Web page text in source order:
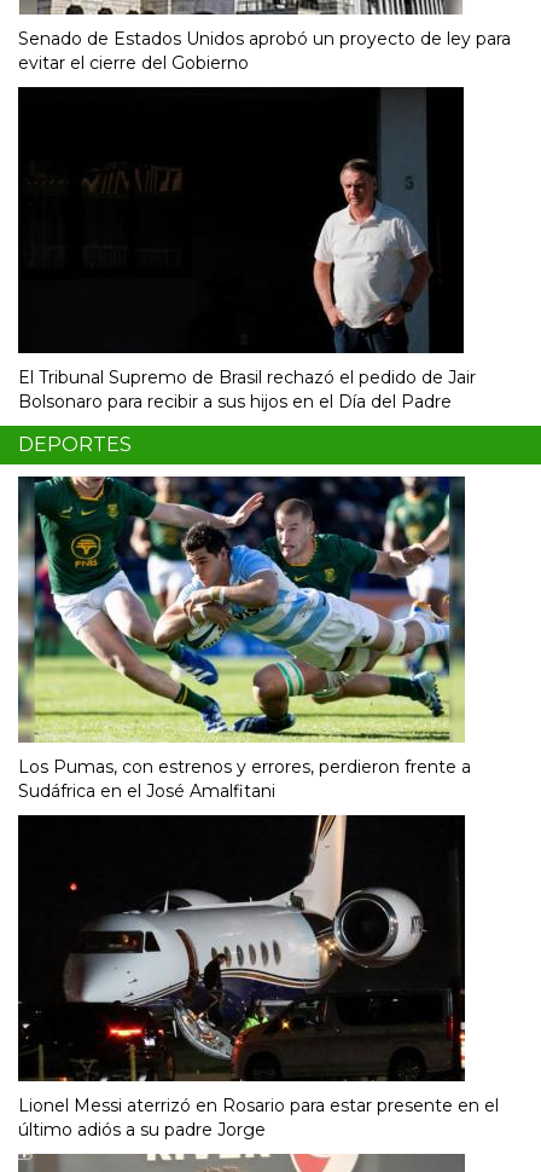
Senado de Estados Unidos aprobó un proyecto de ley para
evitar el cierre del Gobierno
El Tribunal Supremo de Brasil rechazó el pedido de Jair
Bolsonaro para recibir a sus hijos en el Día del Padre
DEPORTES
Los Pumas, con estrenos y errores, perdieron frente a
Sudáfrica en el José Amalfitani
Lionel Messi aterrizó en Rosario para estar presente en el
último adiós a su padre Jorge